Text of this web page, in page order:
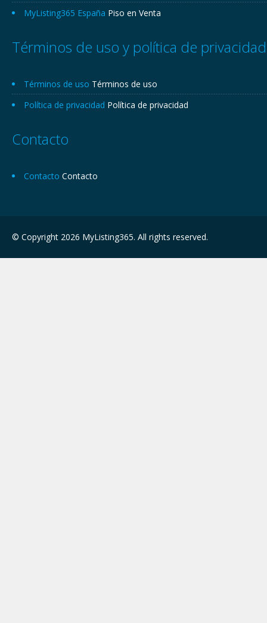
MyListing365 España Piso en Venta
Términos de uso y política de privacidad
Términos de uso Términos de uso
Política de privacidad Política de privacidad
Contacto
Contacto Contacto
© Copyright 2026 MyListing365. All rights reserved.